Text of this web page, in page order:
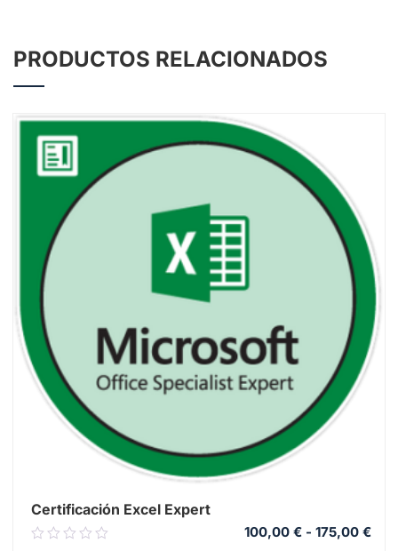
PRODUCTOS RELACIONADOS
Certificación Excel Expert
0.00
100,00 € - 175,00 €